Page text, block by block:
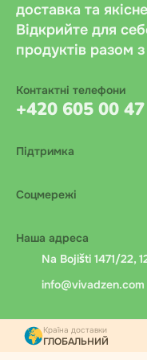
доставка та
Відкрийте для
продуктів разом
Контактні телефони
+420 605 00
Підтримка
Соцмережі
Наша адреса
Na Bojišti 1471/22,
info@vivadzen.com
Країна доставки
ГЛОБАЛЬНИЙ